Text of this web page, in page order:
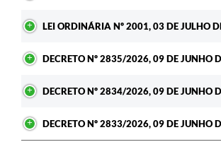
LEI ORDINÁRIA Nº 2001, 03 DE JULHO
DECRETO Nº 2835/2026, 09 DE JUNHO
DECRETO Nº 2834/2026, 09 DE JUNHO
DECRETO Nº 2833/2026, 09 DE JUNHO